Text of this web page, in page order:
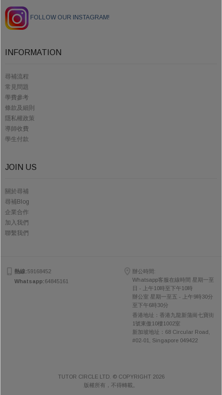
FOLLOW OUR INSTAGRAM!
INFORMATION
尋補流程
常見問題
學費參考
條款及細則
隱私權政策
導師收費
學生付款
JOIN US
關於尋補
尋補Blog
企業合作
加入我們
聯繫我們
熱線:59168452
Whatsapp:64845161
辦公時間:
Whatsapp客服在線時間 星期一至
日 - 上午10時至下午10時
辦公室 星期一至五 - 上午9時30分
至下午6時30分
香港地址：香港九龍新蒲崗七寶街
1號東傲10樓1002室
新加坡地址：68 Circular Road,
#02-01, Singapore 049422
TUTOR CIRCLE LTD. © COPYRIGHT 2026
版權所有，不得轉載。